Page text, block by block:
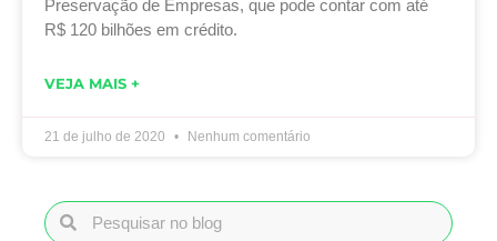
Preservação de Empresas, que pode contar com até
R$ 120 bilhões em crédito.
VEJA MAIS +
21 de julho de 2020 Nenhum comentário